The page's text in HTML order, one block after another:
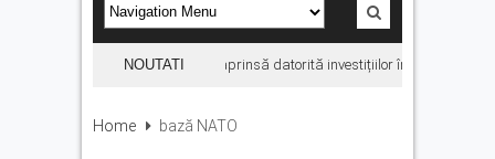
NOUTATI
La Făgăraș, lumina rămâne aprinsă datorită investițiilor în energie.
Home bază NATO